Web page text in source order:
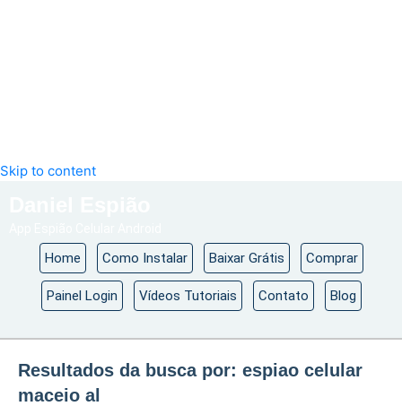
Skip to content
Home Como Instalar Baixar Grátis Comprar
Painel Login Vídeos Tutoriais Contato Blog
Resultados da busca por: espiao celular
maceio al